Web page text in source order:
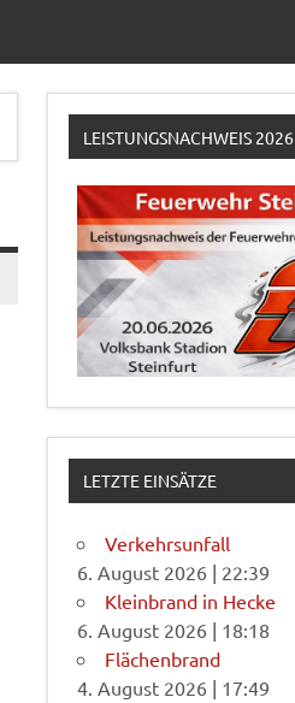
LEISTUNGSNACHWEIS 2026
LETZTE EINSÄTZE
Verkehrsunfall
6. August 2026 | 22:39
Kleinbrand in Hecke
6. August 2026 | 18:18
Flächenbrand
4. August 2026 | 17:49